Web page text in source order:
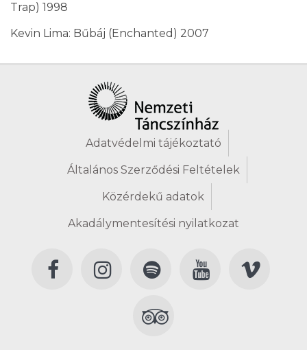
Trap) 1998
Kevin Lima: Bűbáj (Enchanted) 2007
Adatvédelmi tájékoztató
Általános Szerződési Feltételek
Közérdekű adatok
Akadálymentesítési nyilatkozat